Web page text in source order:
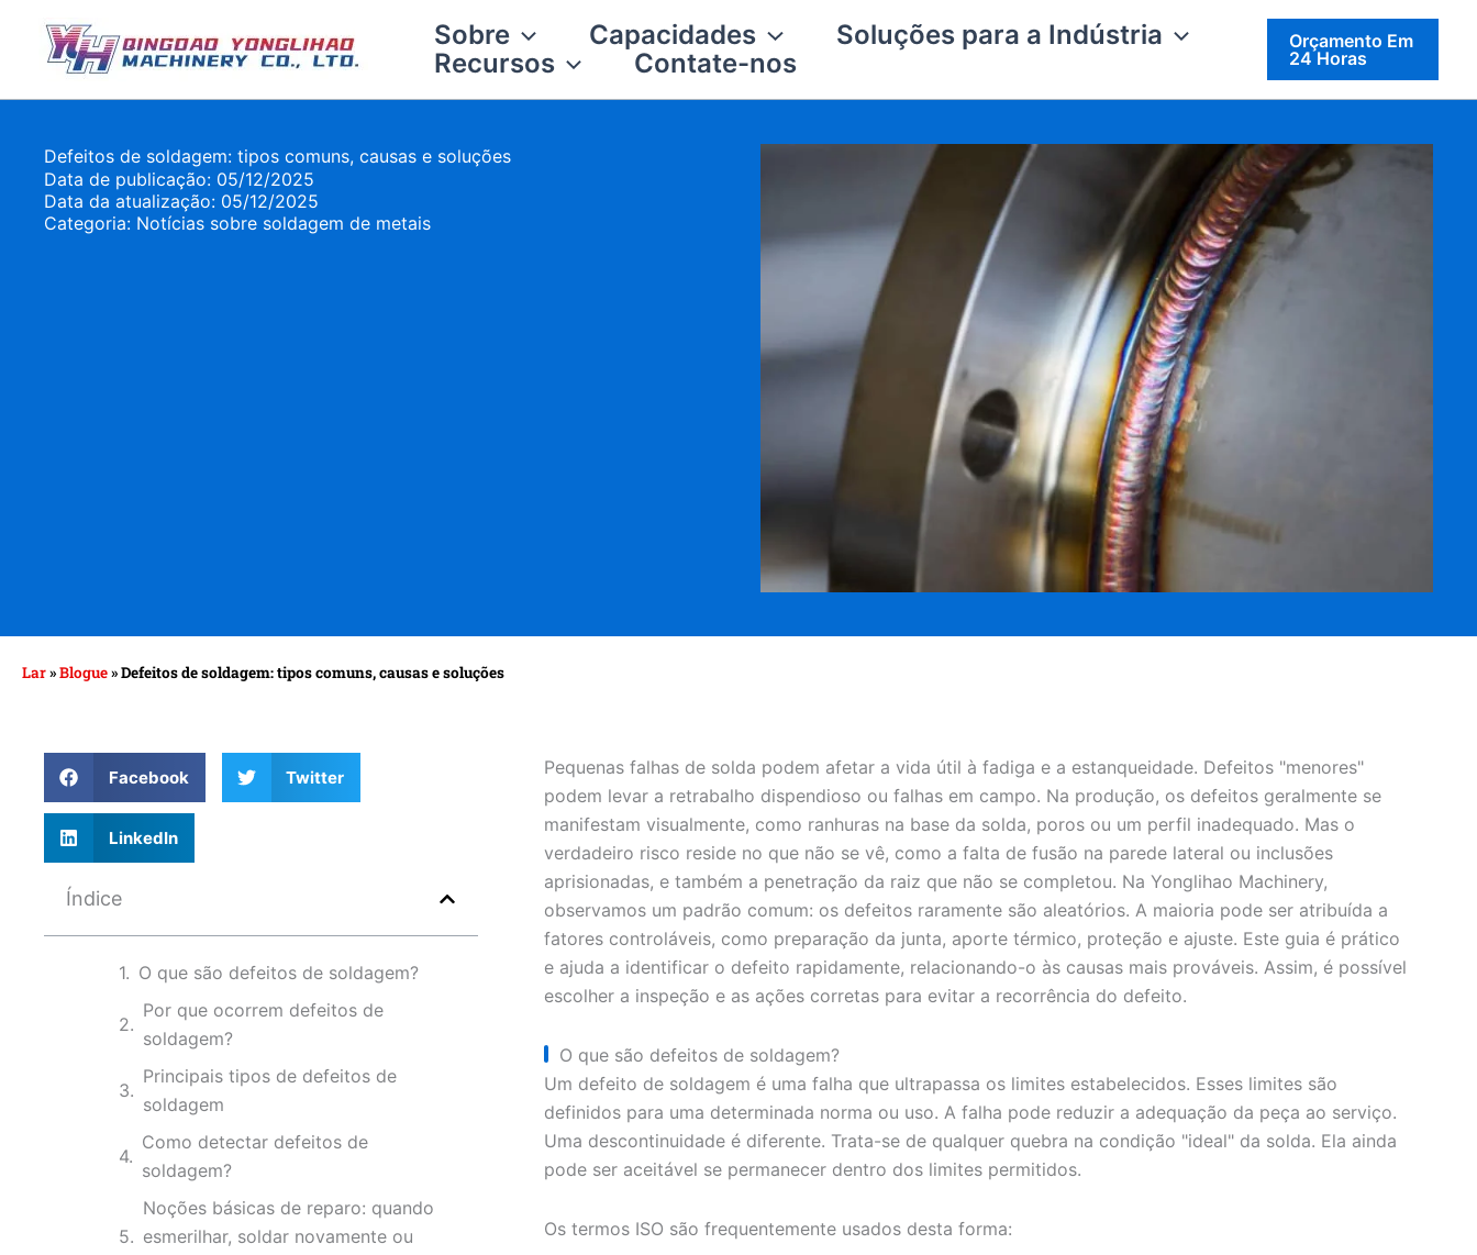
conteúdo
Sobre Capacidades
Soluções para a Indústria
Recursos
Contate-nos
Orçamento Em
24 Horas
Defeitos de soldagem: tipos comuns, causas e soluções
Data de publicação: 05/12/2025
Data da atualização: 05/12/2025
Categoria: Notícias sobre soldagem de metais
Lar»Blogue»Defeitos de soldagem: tipos comuns, causas e soluções
Facebook Twitter
LinkedIn
Índice
O que são defeitos de soldagem?
Por que ocorrem defeitos de
soldagem?
Principais tipos de defeitos de
soldagem
Como detectar defeitos de
soldagem?
Noções básicas de reparo: quando
esmerilhar, soldar novamente ou
Pequenas falhas de solda podem afetar a vida útil à fadiga e a estanqueidade. Defeitos "menores"
podem levar a retrabalho dispendioso ou falhas em campo. Na produção, os defeitos geralmente se
manifestam visualmente, como ranhuras na base da solda, poros ou um perfil inadequado. Mas o
verdadeiro risco reside no que não se vê, como a falta de fusão na parede lateral ou inclusões
aprisionadas, e também a penetração da raiz que não se completou. Na Yonglihao Machinery,
observamos um padrão comum: os defeitos raramente são aleatórios. A maioria pode ser atribuída a
fatores controláveis, como preparação da junta, aporte térmico, proteção e ajuste. Este guia é prático
e ajuda a identificar o defeito rapidamente, relacionando-o às causas mais prováveis. Assim, é possível
escolher a inspeção e as ações corretas para evitar a recorrência do defeito.
O que são defeitos de soldagem?
Um defeito de soldagem é uma falha que ultrapassa os limites estabelecidos. Esses limites são
definidos para uma determinada norma ou uso. A falha pode reduzir a adequação da peça ao serviço.
Uma descontinuidade é diferente. Trata-se de qualquer quebra na condição "ideal" da solda. Ela ainda
pode ser aceitável se permanecer dentro dos limites permitidos.
Os termos ISO são frequentemente usados desta forma: